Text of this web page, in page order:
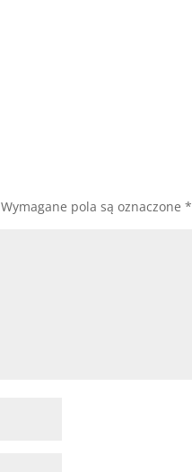
Wymagane pola są oznaczone*